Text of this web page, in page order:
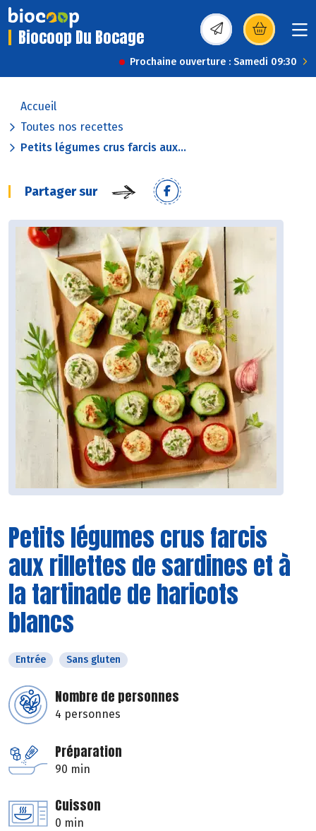
Biocoop Du Bocage (s’ouvre dans une
Prochaine ouverture : Samedi 09:30
Accueil
Toutes nos recettes
Petits légumes crus farcis aux...
Partager sur
Petits légumes crus farcis
aux rillettes de sardines et à
la tartinade de haricots
blancs
Entrée Sans gluten
Nombre de personnes
4 personnes
Préparation
90 min
Cuisson
0 min